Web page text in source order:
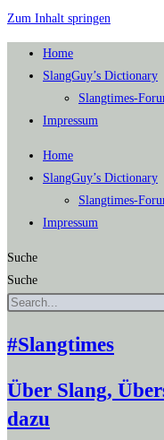
Zum Inhalt springen
Home
SlangGuy’s Dic­tion­a­ry
Slang­times-
Impres­sum
Home
SlangGuy’s Dic­tion­a­ry
Slang­times-
Impres­sum
Suche
Suche
#Slangtimes
Über Slang,
dazu